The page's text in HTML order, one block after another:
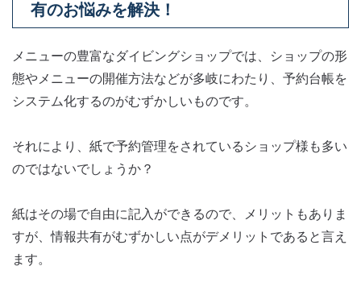
有のお悩みを解決！
メニューの豊富なダイビングショップでは、ショップの形
態やメニューの開催方法などが多岐にわたり、予約台帳を
システム化するのがむずかしいものです。
それにより、紙で予約管理をされているショップ様も多い
のではないでしょうか？
紙はその場で自由に記入ができるので、メリットもありま
すが、情報共有がむずかしい点がデメリットであると言え
ます。